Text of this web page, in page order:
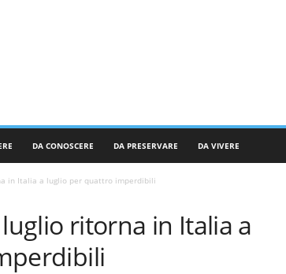
DA CONOSCERE DA PRESERVARE DA VIVERE
in Italia a luglio per quattro imperdibili
luglio ritorna in Italia a